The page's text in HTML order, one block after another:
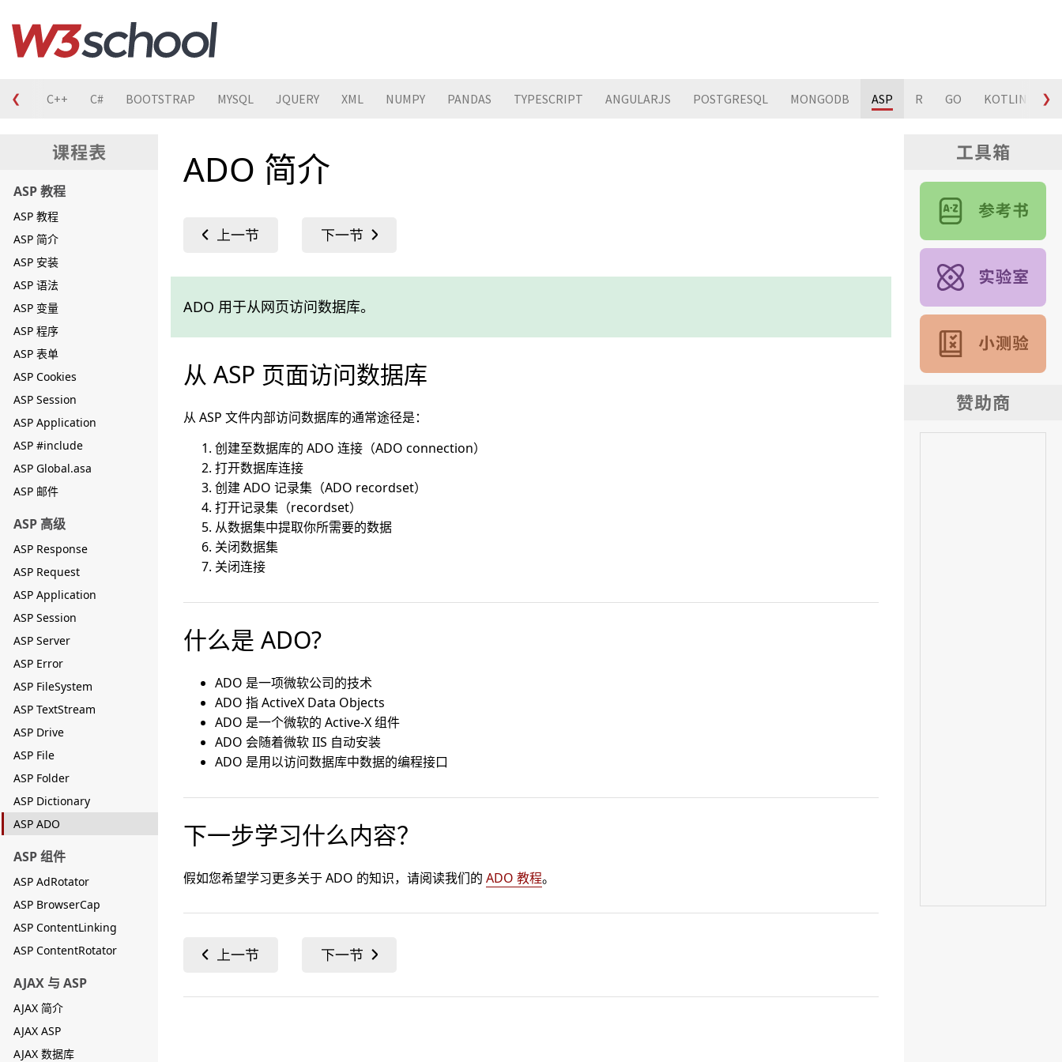
❮C C++ C# BOOTSTRAP MYSQL JQUERY XML NUMPY PANDAS TYPESCRIPT ANGULARJS POSTGRESQL MONGODB ASP R GO KOTLIN ❯
ASP 教程
ASP 教程
ASP 简介
ASP 安装
ASP 语法
ASP 变量
ASP 程序
ASP 表单
ASP Cookies
ASP Session
ASP Application
ASP #include
ASP Global.asa
ASP 邮件
ASP 高级
ASP Response
ASP Request
ASP Application
ASP Session
ASP Server
ASP Error
ASP FileSystem
ASP TextStream
ASP Drive
ASP File
ASP Folder
ASP Dictionary
ASP ADO
ASP 组件
ASP AdRotator
ASP BrowserCap
ASP ContentLinking
ASP ContentRotator
AJAX 与 ASP
AJAX 简介
AJAX ASP
AJAX 数据库
ADO 简介
ADO 用于从网页访问数据库。
从 ASP 页面访问数据库
从 ASP 文件内部访问数据库的通常途径是：
创建至数据库的 ADO 连接（ADO connection）
打开数据库连接
创建 ADO 记录集（ADO recordset）
打开记录集（recordset）
从数据集中提取你所需要的数据
关闭数据集
关闭连接
什么是 ADO?
ADO 是一项微软公司的技术
ADO 指 ActiveX Data Objects
ADO 是一个微软的 Active-X 组件
ADO 会随着微软 IIS 自动安装
ADO 是用以访问数据库中数据的编程接口
下一步学习什么内容？
假如您希望学习更多关于 ADO 的知识，请阅读我们的 ADO 教程。